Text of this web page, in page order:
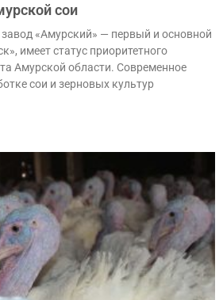
сои
«Амурский» — первый и основной
имеет статус приоритетного
Амурской области. Современное
сои и зерновых культур